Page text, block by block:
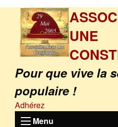
UNE
Pour que vive la
populaire !
Adhérez
Menu